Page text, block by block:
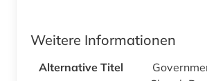
Weitere Informationen
Alternative Titel